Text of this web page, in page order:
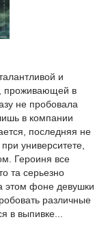
и
проживающей в
не пробовала
в компании
последняя не
университете,
Героиня все
та серьезно
этом фоне девушки
различные
в выпивке...